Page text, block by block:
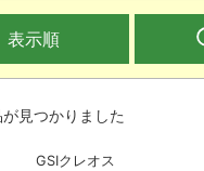
表示順
見つかりました
GSIクレオス